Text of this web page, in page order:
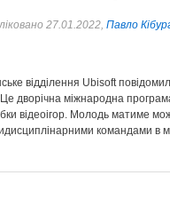
27.01.2022, Павло
відділення Ubisoft
дворічна міжнародна програма
відеоігор. Молодь матиме
командами в